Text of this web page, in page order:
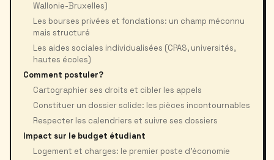
Wallonie-Bruxelles)
Les bourses privées et fondations: un champ méconnu
mais structuré
Les aides sociales individualisées (CPAS, universités,
hautes écoles)
Comment postuler?
Cartographier ses droits et cibler les appels
Constituer un dossier solide: les pièces incontournables
Respecter les calendriers et suivre ses dossiers
Impact sur le budget étudiant
Logement et charges: le premier poste d’économie